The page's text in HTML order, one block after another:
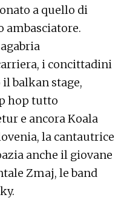
a quello di
ambasciatore.
i concittadini
balkan stage,
hop tutto
e ancora Koala
la cantautrice
anche il giovane
Zmaj, le band